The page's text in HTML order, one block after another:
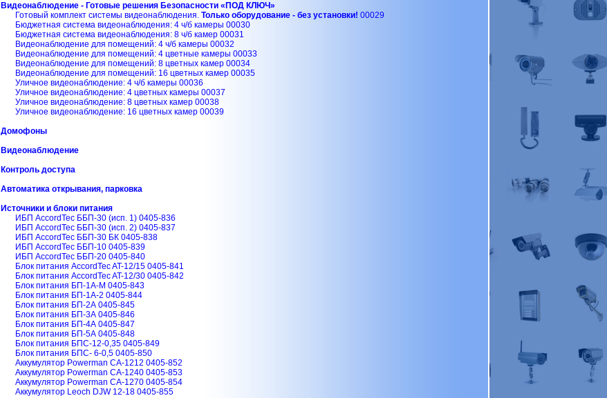
Видеонаблюдение - Готовые решения Безопасности «ПОД КЛЮЧ»
Готовый комплект системы видеонаблюдения. Только оборудование - без установки! 00029
Бюджетная система видеонаблюдения: 4 ч/б камеры 00030
Бюджетная система видеонаблюдения: 8 ч/б камер 00031
Видеонаблюдение для помещений: 4 ч/б камеры 00032
Видеонаблюдение для помещений: 4 цветные камеры 00033
Видеонаблюдение для помещений: 8 цветных камер 00034
Видеонаблюдение для помещений: 16 цветных камер 00035
Уличное видеонаблюдение: 4 ч/б камеры 00036
Уличное видеонаблюдение: 4 цветных камеры 00037
Уличное видеонаблюдение: 8 цветных камер 00038
Уличное видеонаблюдение: 16 цветных камер 00039
Домофоны
Видеонаблюдение
Контроль доступа
Автоматика открывания, парковка
Источники и блоки питания
ИБП AccordTec ББП-30 (исп. 1) 0405-836
ИБП AccordTec ББП-30 (исп. 2) 0405-837
ИБП AccordTec ББП-30 БК 0405-838
ИБП AccordTec ББП-10 0405-839
ИБП AccordTec ББП-20 0405-840
Блок питания AccordTec AT-12/15 0405-841
Блок питания AccordTec AT-12/30 0405-842
Блок питания БП-1А-М 0405-843
Блок питания БП-1А-2 0405-844
Блок питания БП-2А 0405-845
Блок питания БП-3А 0405-846
Блок питания БП-4А 0405-847
Блок питания БП-5А 0405-848
Блок питания БПС-12-0,35 0405-849
Блок питания БПС- 6-0,5 0405-850
Аккумулятор Powerman CA-1212 0405-852
Аккумулятор Powerman CA-1240 0405-853
Аккумулятор Powerman CA-1270 0405-854
Аккумулятор Leoch DJW 12-18 0405-855